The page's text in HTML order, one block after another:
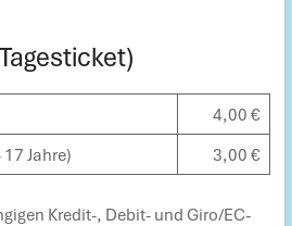
4,00 €
Jahre)
3,00 €
Kredit-, Debit- und Giro/EC-